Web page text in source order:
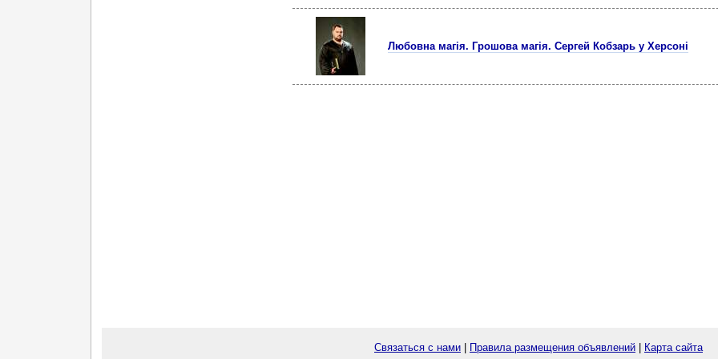
Любовна магія. Грошова магія. Сергей Кобзарь у Херсоні
Связаться с нами Правила размещения объявлений Карта сайта